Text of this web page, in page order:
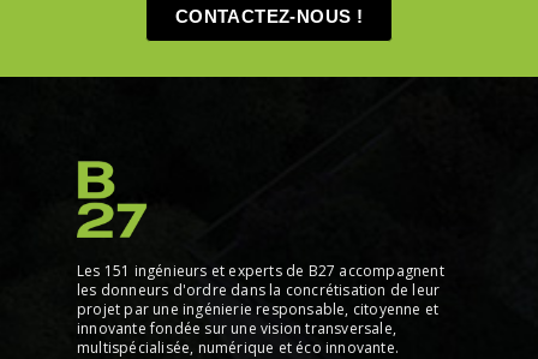
CONTACTEZ-NOUS !
Les 151 ingénieurs et experts de B27 accompagnent
les donneurs d'ordre dans la concrétisation de leur
projet par une ingénierie responsable, citoyenne et
innovante fondée sur une vision transversale,
multispécialisée, numérique et éco innovante.